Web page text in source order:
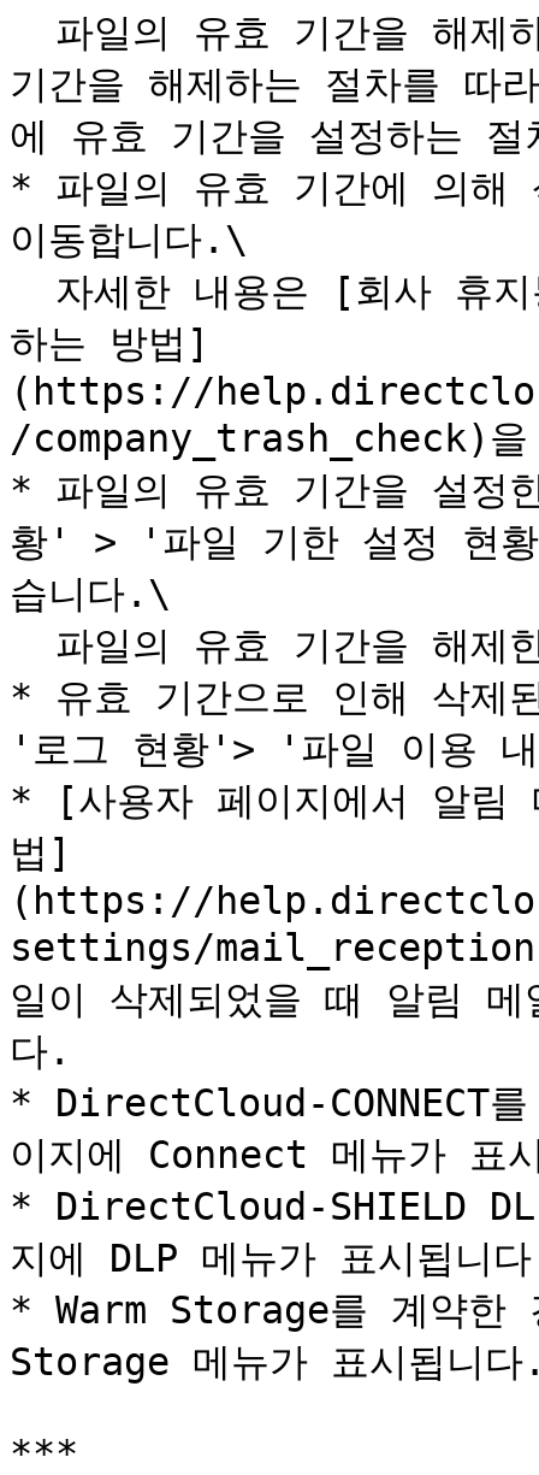
기간을 해제하는 절차를 따
에 유효 기간을 설정하는 절
* 파일의 유효 기간에 의해
이동합니다.\
하는 방법]
(https://
/company_trash_check)을
* 파일의 유효 기간을 설정
황' > '파일 기한 설정 현
습니다.\
* 유효 기간으로 인해 삭제
'로그 현황'> '파일 이용
* [사용자 페이지에서 알림
법]
(https://
settings/mail_reception)
일이 삭제되었을 때 알림
다.
* DirectCloud-CONNECT
이지에 Connect 메뉴가 표
* DirectCloud-SHIELD
지에 DLP 메뉴가 표시됩니
* Warm Storage를 계약한
Storage 메뉴가 표시됩니
***